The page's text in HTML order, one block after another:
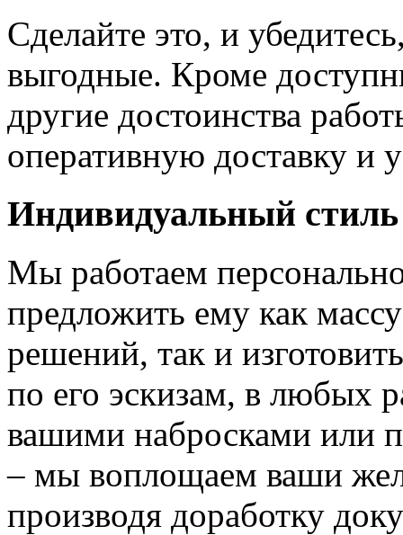
Сделайте это, и
выгодные. Кроме
другие достоинства
оперативную доставку и
Индивидуальный стиль
Мы работаем
предложить ему как
решений, так и
по его эскизам, в любых
вашими набросками или
– мы воплощаем ваши
производя доработку